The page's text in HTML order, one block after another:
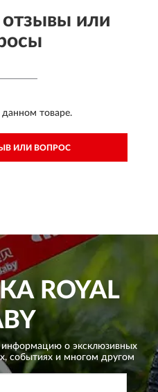
или
товаре.
ИЛИ ВОПРОС
ROYAL
о эксклюзивных
событиях и многом другом